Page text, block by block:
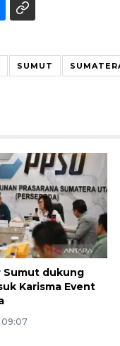
SUMUT
Sumut dukung
Karisma Event
09:07
Sumut
27 April